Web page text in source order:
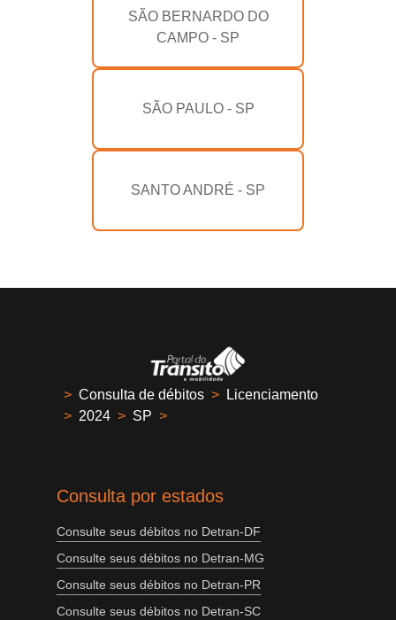
SÃO BERNARDO DO
CAMPO - SP
SÃO PAULO - SP
SANTO ANDRÉ - SP
> Consulta de débitos >
Licenciamento
> 2024 > SP >
Consulta por estados
Consulte seus débitos no Detran-DF
Consulte seus débitos no Detran-MG
Consulte seus débitos no Detran-PR
Consulte seus débitos no Detran-SC